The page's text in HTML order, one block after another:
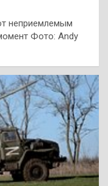
неприемлемым
Фото: Andy